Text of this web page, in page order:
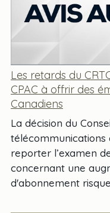
Les retards du
CPAC à offrir des
Canadiens
La décision du
télécommunications
reporter l’examen
concernant une
d'abonnement